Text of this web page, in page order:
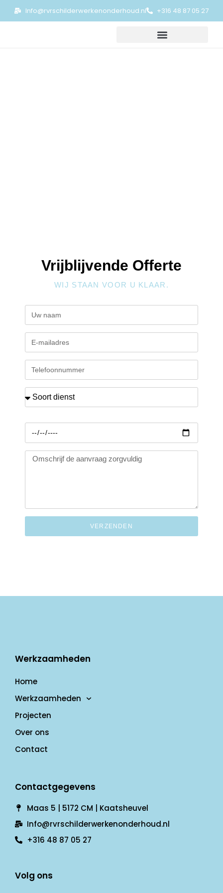
Info@rvrschilderwerkenonderhoud.nl +316 48 87 05 27
Vrijblijvende Offerte
WIJ STAAN VOOR U KLAAR.
VERZENDEN
Werkzaamheden
Home
Werkzaamheden
Projecten
Over ons
Contact
Contactgegevens
Maas 5 | 5172 CM | Kaatsheuvel
Info@rvrschilderwerkenonderhoud.nl
+316 48 87 05 27
Volg ons